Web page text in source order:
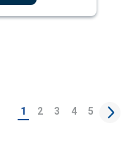
1 2 3 4 5